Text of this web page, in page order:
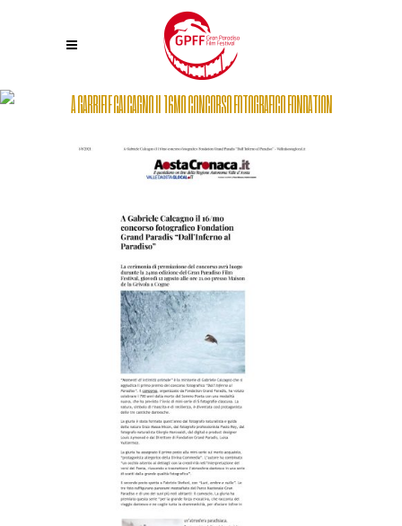
A GABRIELE CALCAGNO IL 16MO CONCORSO FOTOGRAFICO FONDATION